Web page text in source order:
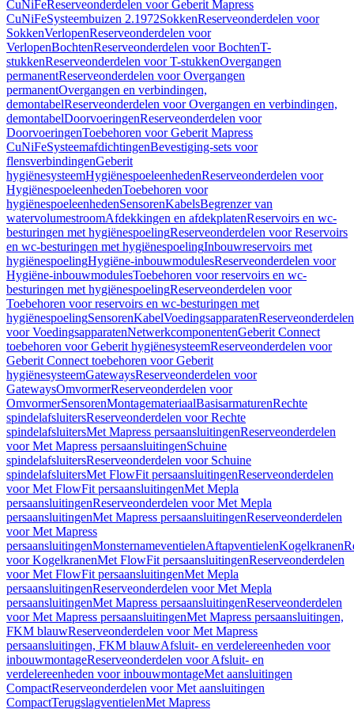
CuNiFeReserveonderdelen voor Geberit Mapress
CuNiFeSysteembuizen 2.1972SokkenReserveonderdelen voor
SokkenVerlopenReserveonderdelen voor
VerlopenBochtenReserveonderdelen voor BochtenT-
stukkenReserveonderdelen voor T-stukkenOvergangen
permanentReserveonderdelen voor Overgangen
permanentOvergangen en verbindingen,
demontabelReserveonderdelen voor Overgangen en verbindingen,
demontabelDoorvoeringenReserveonderdelen voor
DoorvoeringenToebehoren voor Geberit Mapress
CuNiFeSysteemafdichtingenBevestiging-sets voor
flensverbindingenGeberit
hygiënesysteemHygiënespoeleenhedenReserveonderdelen voor
HygiënespoeleenhedenToebehoren voor
hygiënespoeleenhedenSensorenKabelsBegrenzer van
watervolumestroomAfdekkingen en afdekplatenReservoirs en wc-
besturingen met hygiënespoelingReserveonderdelen voor Reservoirs
en wc-besturingen met hygiënespoelingInbouwreservoirs met
hygiënespoelingHygiëne-inbouwmodulesReserveonderdelen voor
Hygiëne-inbouwmodulesToebehoren voor reservoirs en wc-
besturingen met hygiënespoelingReserveonderdelen voor
Toebehoren voor reservoirs en wc-besturingen met
hygiënespoelingSensorenKabelVoedingsapparatenReserveonderdelen
voor VoedingsapparatenNetwerkcomponentenGeberit Connect
toebehoren voor Geberit hygiënesysteemReserveonderdelen voor
Geberit Connect toebehoren voor Geberit
hygiënesysteemGatewaysReserveonderdelen voor
GatewaysOmvormerReserveonderdelen voor
OmvormerSensorenMontagemateriaalBasisarmaturenRechte
spindelafsluitersReserveonderdelen voor Rechte
spindelafsluitersMet Mapress persaansluitingenReserveonderdelen
voor Met Mapress persaansluitingenSchuine
spindelafsluitersReserveonderdelen voor Schuine
spindelafsluitersMet FlowFit persaansluitingenReserveonderdelen
voor Met FlowFit persaansluitingenMet Mepla
persaansluitingenReserveonderdelen voor Met Mepla
persaansluitingenMet Mapress persaansluitingenReserveonderdelen
voor Met Mapress
persaansluitingenMonsternameventielenAftapventielenKogelkranen
voor KogelkranenMet FlowFit persaansluitingenReserveonderdelen
voor Met FlowFit persaansluitingenMet Mepla
persaansluitingenReserveonderdelen voor Met Mepla
persaansluitingenMet Mapress persaansluitingenReserveonderdelen
voor Met Mapress persaansluitingenMet Mapress persaansluitingen,
FKM blauwReserveonderdelen voor Met Mapress
persaansluitingen, FKM blauwAfsluit- en verdelereenheden voor
inbouwmontageReserveonderdelen voor Afsluit- en
verdelereenheden voor inbouwmontageMet aansluitingen
CompactReserveonderdelen voor Met aansluitingen
CompactTerugslagventielenMet Mapress